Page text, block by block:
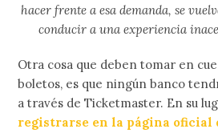
hacer frente a esa demanda, se
conducir a una experiencia
Otra cosa que deben tomar en
boletos, es que ningún banco
a través de Ticketmaster. En su
registrarse en la página oficial